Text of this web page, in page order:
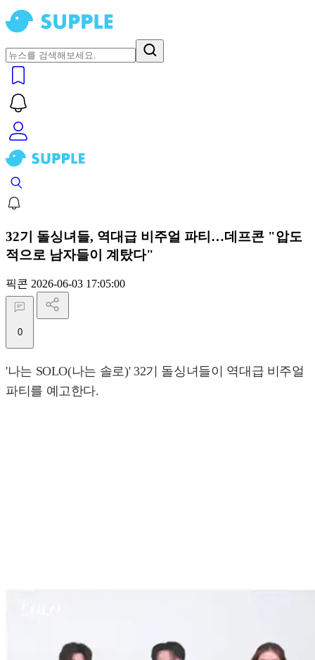
32기 돌싱녀들, 역대급 비주얼 파티…데프콘 "압도
적으로 남자들이 계탔다"
픽콘 2026-06-03 17:05:00
0
'나는 SOLO(나는 솔로)' 32기 돌싱녀들이 역대급 비주얼
파티를 예고한다.